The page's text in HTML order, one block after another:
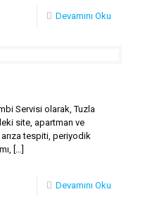
Devamını Oku
Servisi olarak, Tuzla
site, apartman ve
tespiti, periyodik
[…]
Devamını Oku